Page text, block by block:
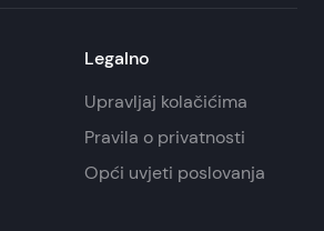
Legalno
Upravljaj kolačićima
Pravila o privatnosti
Opći uvjeti poslovanja